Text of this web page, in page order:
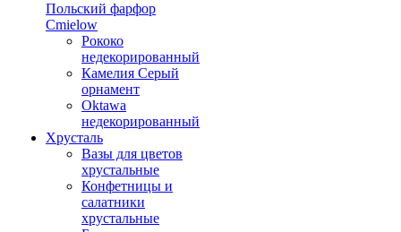
Польский фарфор
Сmielow
Рококо
недекорированный
Камелия Серый
орнамент
Oktawa
недекорированный
Хрусталь
Вазы для цветов
хрустальные
Конфетницы и
салатники
хрустальные